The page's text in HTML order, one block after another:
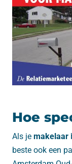
Hoe
Als je makelaar
beste ook een